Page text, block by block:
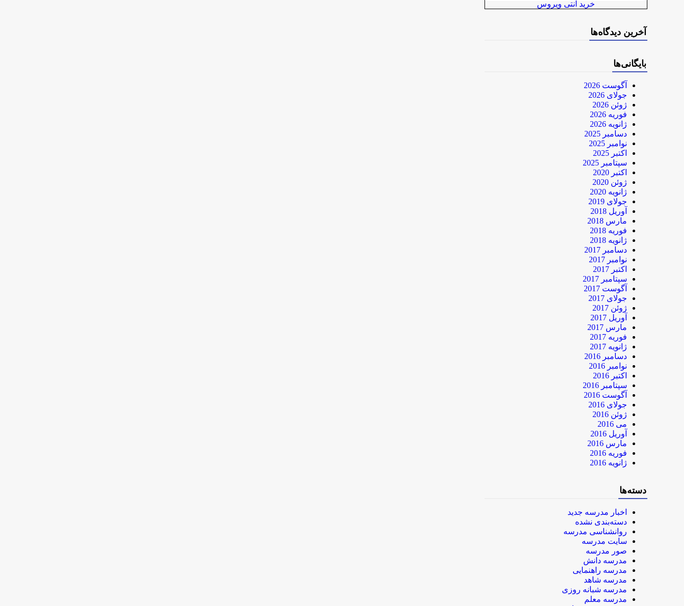
خرید آنتی ویروس
آخرین دیدگاه‌ها
بایگانی‌ها
آگوست 2026
جولای 2026
ژوئن 2026
فوریه 2026
ژانویه 2026
دسامبر 2025
نوامبر 2025
اکتبر 2025
سپتامبر 2025
اکتبر 2020
ژوئن 2020
ژانویه 2020
جولای 2019
آوریل 2018
مارس 2018
فوریه 2018
ژانویه 2018
دسامبر 2017
نوامبر 2017
اکتبر 2017
سپتامبر 2017
آگوست 2017
جولای 2017
ژوئن 2017
آوریل 2017
مارس 2017
فوریه 2017
ژانویه 2017
دسامبر 2016
نوامبر 2016
اکتبر 2016
سپتامبر 2016
آگوست 2016
جولای 2016
ژوئن 2016
می 2016
آوریل 2016
مارس 2016
فوریه 2016
ژانویه 2016
دسته‌ها
اخبار مدرسه جدید
دسته‌بندی نشده
روانشناسی مدرسه
سایت مدرسه
صور مدرسه
مدرسه دانش
مدرسه راهنمایی
مدرسه شاهد
مدرسه شبانه روزی
مدرسه معلم